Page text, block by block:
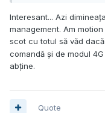
Interesant... Azi
management. Am
scot cu totul să văd
comandă și de modul 4G
abține.
Quote